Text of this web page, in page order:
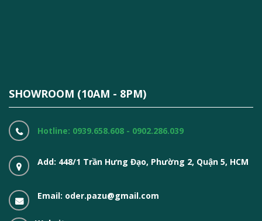
SHOWROOM (10AM - 8PM)
Hotline: 0939.658.608 - 0902.286.039
Add: 448/1 Trần Hưng Đạo, Phường 2, Quận 5, HCM
Email: oder.pazu@gmail.com